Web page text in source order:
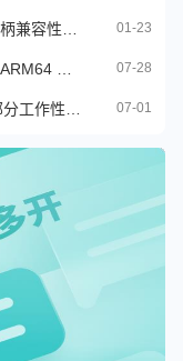
Steam 客户端更新修复游戏崩溃及手柄兼容性问题 01-23
树莓派用户的福音，Chrome 浏览器 ARM64 版本现已开放下载 07-28
Anthropic 发布 Claude Sonnet 5，部分工作性能反超 Opus 4.8 07-01